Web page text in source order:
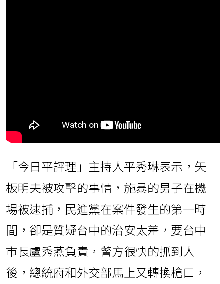
「今日平評理」主持人平秀琳表示，矢
板明夫被攻擊的事情，施暴的男子在機
場被逮捕，民進黨在案件發生的第一時
間，卻是質疑台中的治安太差，要台中
市長盧秀燕負責，警方很快的抓到人
後，總統府和外交部馬上又轉換槍口，